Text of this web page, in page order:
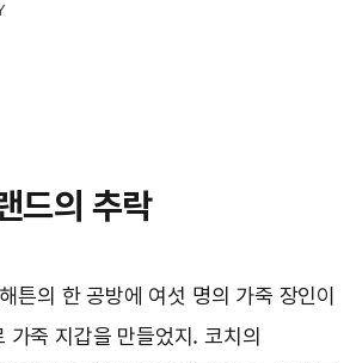
드의 추락
튼의 한 공방에 여섯 명의 가죽 장인이
가죽 지갑을 만들었지. 코치의